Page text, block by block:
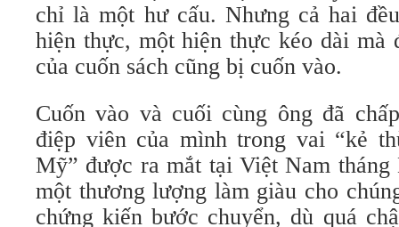
chỉ là một hư cấu. Nhưng cả hai
hiện thực, một hiện thực kéo dài mà
của cuốn sách cũng bị cuốn vào.
Cuốn vào và cuối cùng ông đã
điệp viên của mình trong vai “kẻ
Mỹ” được ra mắt tại Việt Nam
một thương lượng làm giàu cho
chứng kiến bước chuyển, dù quá